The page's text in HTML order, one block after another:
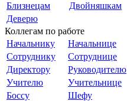
Близнецам
Двойняшкам
Деверю
Коллегам по работе
Начальнику
Начальнице
Сотруднику
Сотруднице
Директору
Руководителю
Учителю
Учительнице
Боссу
Шефу